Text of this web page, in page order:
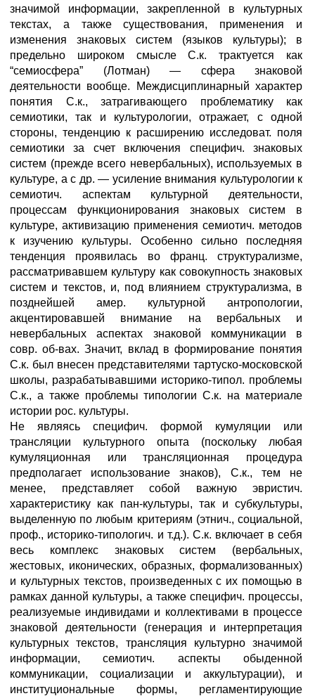
значимой информации, закрепленной в культурных
текстах, а также существования, применения и
изменения знаковых систем (языков культуры); в
предельно широком смысле С.к. трактуется как
“семиосфера” (Лотман) — сфера знаковой
деятельности вообще. Междисциплинарный характер
понятия С.к., затрагивающего проблематику как
семиотики, так и культурологии, отражает, с одной
стороны, тенденцию к расширению исследоват. поля
семиотики за счет включения специфич. знаковых
систем (прежде всего невербальных), используемых в
культуре, а с др. — усиление внимания культурологии к
семиотич. аспектам культурной деятельности,
процессам функционирования знаковых систем в
культуре, активизацию применения семиотич. методов
к изучению культуры. Особенно сильно последняя
тенденция проявилась во франц. структурализме,
рассматривавшем культуру как совокупность знаковых
систем и текстов, и, под влиянием структурализма, в
позднейшей амер. культурной антропологии,
акцентировавшей внимание на вербальных и
невербальных аспектах знаковой коммуникации в
совр. об-вах. Значит, вклад в формирование понятия
С.к. был внесен представителями тартуско-московской
школы, разрабатывавшими историко-типол. проблемы
С.к., а также проблемы типологии С.к. на материале
истории рос. культуры.
Не являясь специфич. формой кумуляции или
трансляции культурного опыта (поскольку любая
кумуляционная или трансляционная процедура
предполагает использование знаков), С.к., тем не
менее, представляет собой важную эвристич.
характеристику как пан-культуры, так и субкультуры,
выделенную по любым критериям (этнич., социальной,
проф., историко-типологич. и т.д.). С.к. включает в себя
весь комплекс знаковых систем (вербальных,
жестовых, иконических, образных, формализованных)
и культурных текстов, произведенных с их помощью в
рамках данной культуры, а также специфич. процессы,
реализуемые индивидами и коллективами в процессе
знаковой деятельности (генерация и интерпретация
культурных текстов, трансляция культурно значимой
информации, семиотич. аспекты обыденной
коммуникации, социализации и аккультурации), и
институциональные формы, регламентирующие